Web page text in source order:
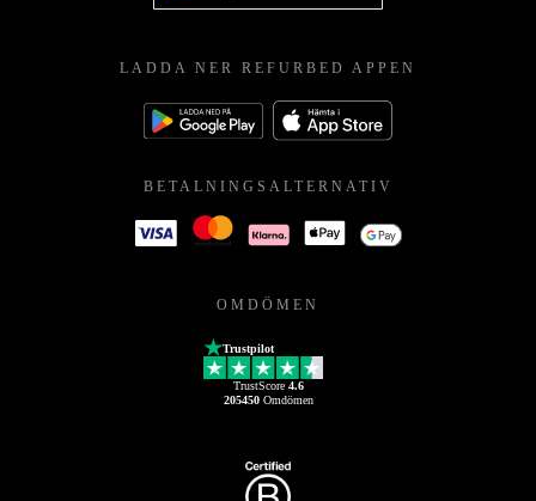
LADDA NER REFURBED APPEN
BETALNINGSALTERNATIV
OMDÖMEN
Trustpilot
TrustScore 4.6
205450Omdömen